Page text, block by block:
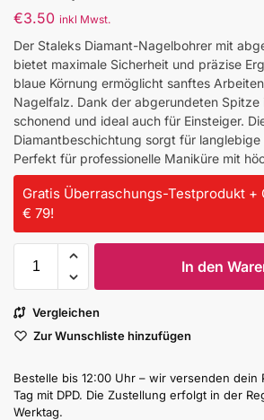
€3.50 inkl Mwst.
Der Staleks Diamant-Nagelbohrer mit
bietet maximale Sicherheit und präzise
blaue Körnung ermöglicht sanftes
Nagelfalz. Dank der abgerundeten
schonend und ideal auch für Einsteiger.
Diamantbeschichtung sorgt für langlebige
Perfekt für professionelle Maniküre mit
Gratis Überraschungs-Testprodukt +
€ 79!
In den
Vergleichen
Zur Wunschliste hinzufügen
Bestelle bis 12:00 Uhr – wir versenden dein
Tag mit DPD. Die Zustellung erfolgt in der
Werktag.